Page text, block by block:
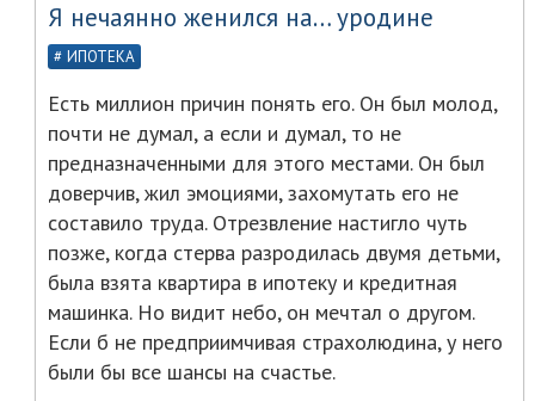
Я нечаянно женился на… уродине
ИПОТЕКА
Есть миллион причин понять его. Он был молод,
почти не думал, а если и думал, то не
предназначенными для этого местами. Он был
доверчив, жил эмоциями, захомутать его не
составило труда. Отрезвление настигло чуть
позже, когда стерва разродилась двумя детьми,
была взята квартира в ипотеку и кредитная
машинка. Но видит небо, он мечтал о другом.
Если б не предприимчивая страхолюдина, у него
были бы все шансы на счастье.